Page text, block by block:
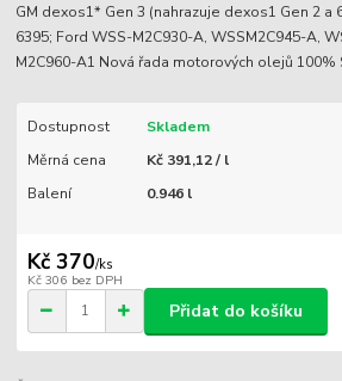
GM dexos1* Gen 3 (nahrazuje dexos1 Gen 2 a
6395; Ford WSS-M2C930-A, WSSM2C945-A,
M2C960-A1 Nová řada motorových olejů 100%
Dostupnost
Skladem
Měrná cena
Kč 391,12 / l
Balení
0.946 l
Kč 370/ks
Kč 306 bez DPH
Přidat do košíku